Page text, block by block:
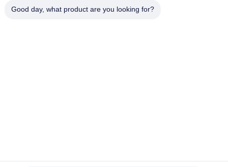
Good day, what product are you looking for?